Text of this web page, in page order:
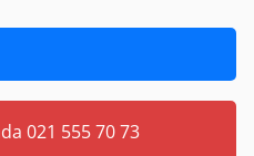
021 555 70 73